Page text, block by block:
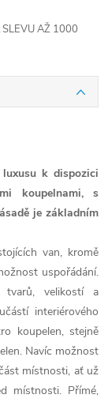
AŽ 1000
k dispozici
koupelnami, s
je základním
van, kromě
uspořádání.
tvarů, velikostí a
interiérového
koupelen, stejně
Navíc možnost
místnosti, ať už
místnosti. Přímé,